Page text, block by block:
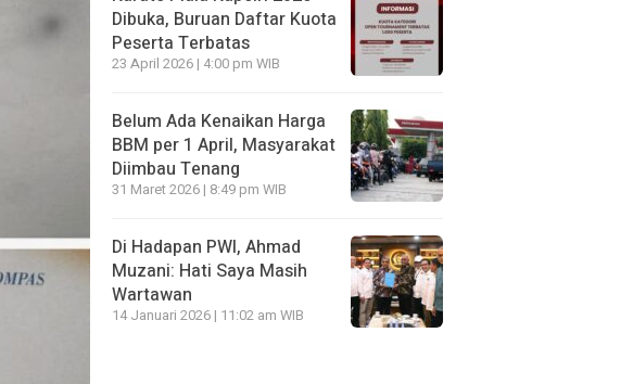
Dibuka, Buruan Daftar Kuota
Peserta Terbatas
23 April 2026 | 4:00 pm WIB
Belum Ada Kenaikan Harga
BBM per 1 April, Masyarakat
Diimbau Tenang
31 Maret 2026 | 8:49 pm WIB
Di Hadapan PWI, Ahmad
Muzani: Hati Saya Masih
Wartawan
14 Januari 2026 | 11:02 am WIB